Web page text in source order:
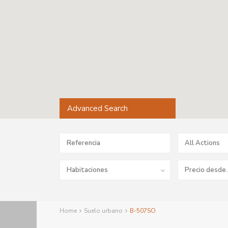
Advanced Search
All Actions
Habitaciones
Home Suelo urbano B-507SO